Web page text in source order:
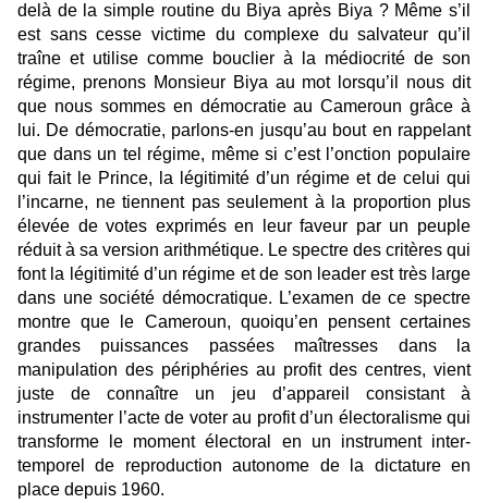
delà de la simple routine du Biya après Biya ? Même s’il
est sans cesse victime du complexe du salvateur qu’il
traîne et utilise comme bouclier à la médiocrité de son
régime, prenons Monsieur Biya au mot lorsqu’il nous dit
que nous sommes en démocratie au Cameroun grâce à
lui. De démocratie, parlons-en jusqu’au bout en rappelant
que dans un tel régime, même si c’est l’onction populaire
qui fait le Prince, la légitimité d’un régime et de celui qui
l’incarne, ne tiennent pas seulement à la proportion plus
élevée de votes exprimés en leur faveur par un peuple
réduit à sa version arithmétique. Le spectre des critères qui
font la légitimité d’un régime et de son leader est très large
dans une société démocratique. L’examen de ce spectre
montre que le Cameroun, quoiqu’en pensent certaines
grandes puissances passées maîtresses dans la
manipulation des périphéries au profit des centres, vient
juste de connaître un jeu d’appareil consistant à
instrumenter l’acte de voter au profit d’un électoralisme qui
transforme le moment électoral en un instrument inter-
temporel de reproduction autonome de la dictature en
place depuis 1960.